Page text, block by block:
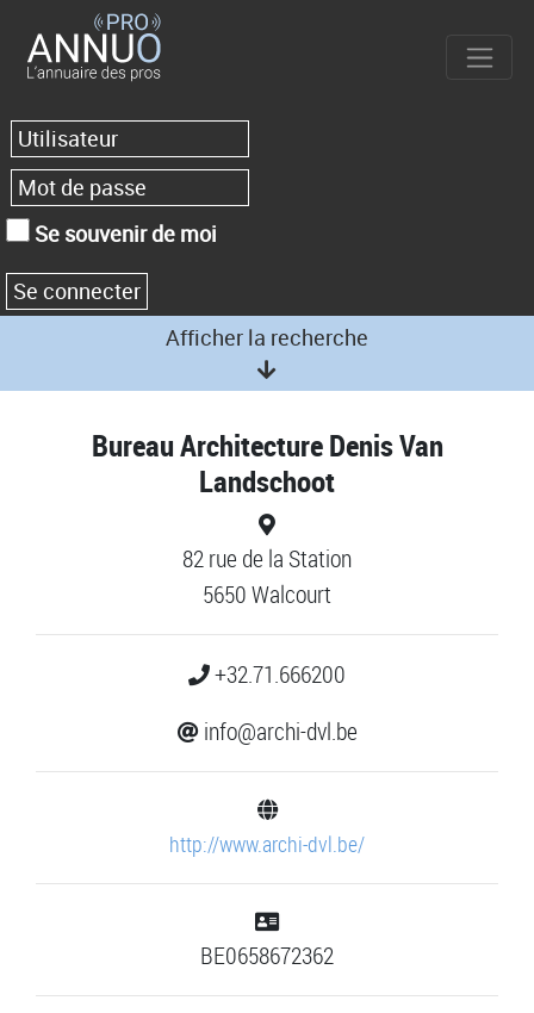
Se souvenir de moi
Afficher la recherche
Bureau Architecture Denis Van
Landschoot
82 rue de la Station
5650 Walcourt
+32.71.666200
info@archi-dvl.be
http://www.archi-dvl.be/
BE0658672362